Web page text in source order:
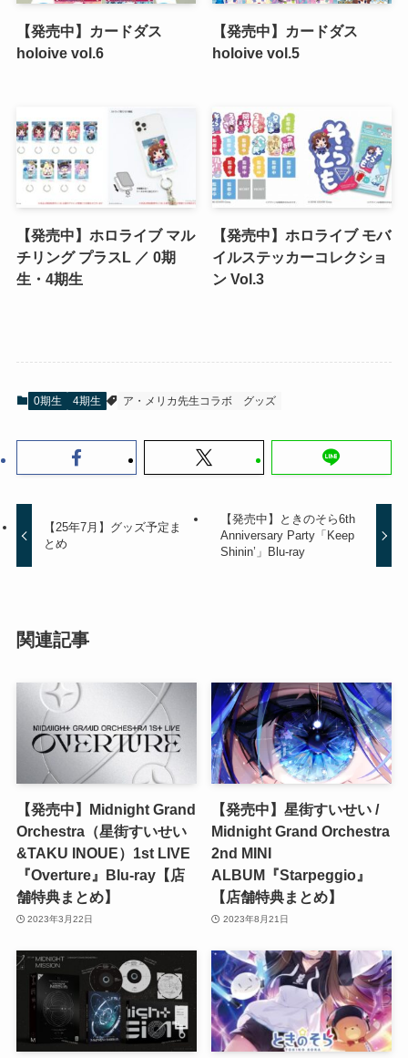
【発売中】カードダス
holoive vol.6
【発売中】カードダス
holoive vol.5
【発売中】ホロライブ マル
チリング プラスL ／ 0期
生・4期生
【発売中】ホロライブ モバ
イルステッカーコレクショ
ン Vol.3
0期生 4期生 ア・メリカ先生コラボ グッズ
【25年7月】グッズ予定ま
とめ
【発売中】ときのそら6th
Anniversary Party「Keep
Shinin’」Blu-ray
関連記事
【発売中】Midnight Grand
Orchestra（星街すいせい
&TAKU INOUE）1st LIVE
『Overture』Blu-ray【店
舗特典まとめ】
2023年3月22日
【発売中】星街すいせい /
Midnight Grand Orchestra
2nd MINI
ALBUM『Starpeggio』
【店舗特典まとめ】
2023年8月21日